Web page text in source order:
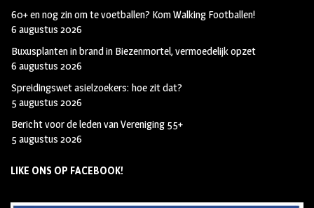
60+ en nog zin om te voetballen? Kom Walking Footballen!
6 augustus 2026
Buxusplanten in brand in Biezenmortel, vermoedelijk opzet
6 augustus 2026
Spreidingswet asielzoekers: hoe zit dat?
5 augustus 2026
Bericht voor de leden van Vereniging 55+
5 augustus 2026
LIKE ONS OP FACEBOOK!